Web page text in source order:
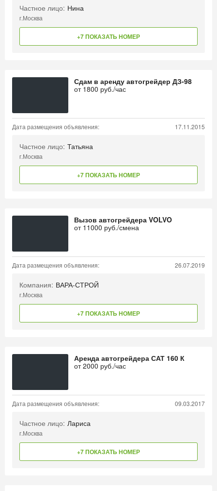
Частное лицо: Нина
г.Москва
+7 ПОКАЗАТЬ НОМЕР
Сдам в аренду автогрейдер ДЗ-98
от 1800 руб./час
Дата размещения объявления: 17.11.2015
Частное лицо: Татьяна
г.Москва
+7 ПОКАЗАТЬ НОМЕР
Вызов автогрейдера VOLVO
от 11000 руб./смена
Дата размещения объявления: 26.07.2019
Компания: ВАРА-СТРОЙ
г.Москва
+7 ПОКАЗАТЬ НОМЕР
Аренда автогрейдера САТ 160 К
от2000 руб./час
Дата размещения объявления: 09.03.2017
Частное лицо: Лариса
г.Москва
+7 ПОКАЗАТЬ НОМЕР